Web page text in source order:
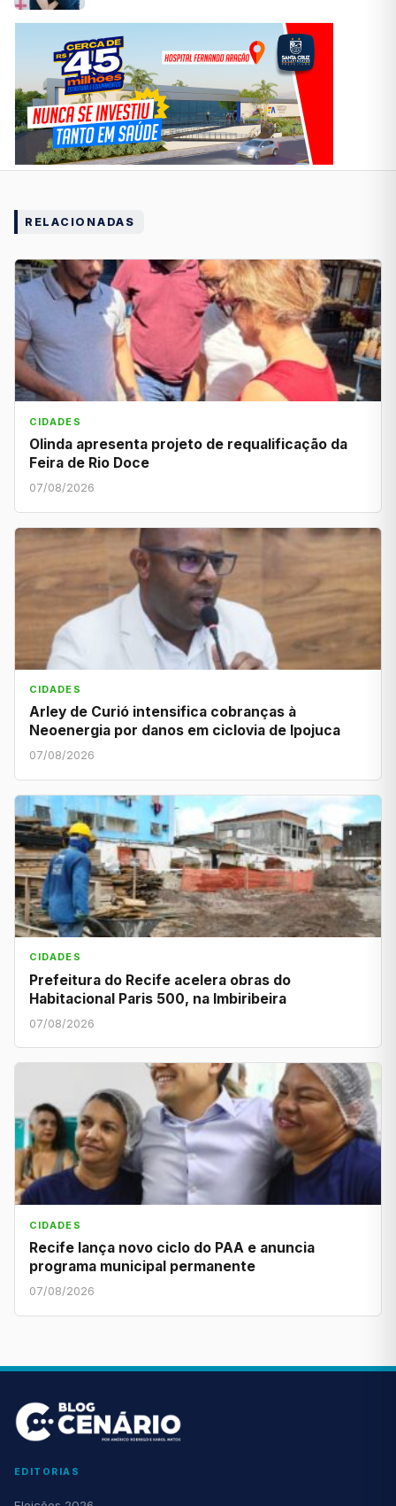
RELACIONADAS
CIDADES
Olinda apresenta projeto de requalificação da
Feira de Rio Doce
07/08/2026
CIDADES
Arley de Curió intensifica cobranças à
Neoenergia por danos em ciclovia de Ipojuca
07/08/2026
CIDADES
Prefeitura do Recife acelera obras do
Habitacional Paris 500, na Imbiribeira
07/08/2026
CIDADES
Recife lança novo ciclo do PAA e anuncia
programa municipal permanente
07/08/2026
EDITORIAS